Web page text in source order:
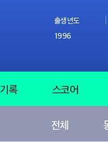
출생년도
1996
록 스코어
전체